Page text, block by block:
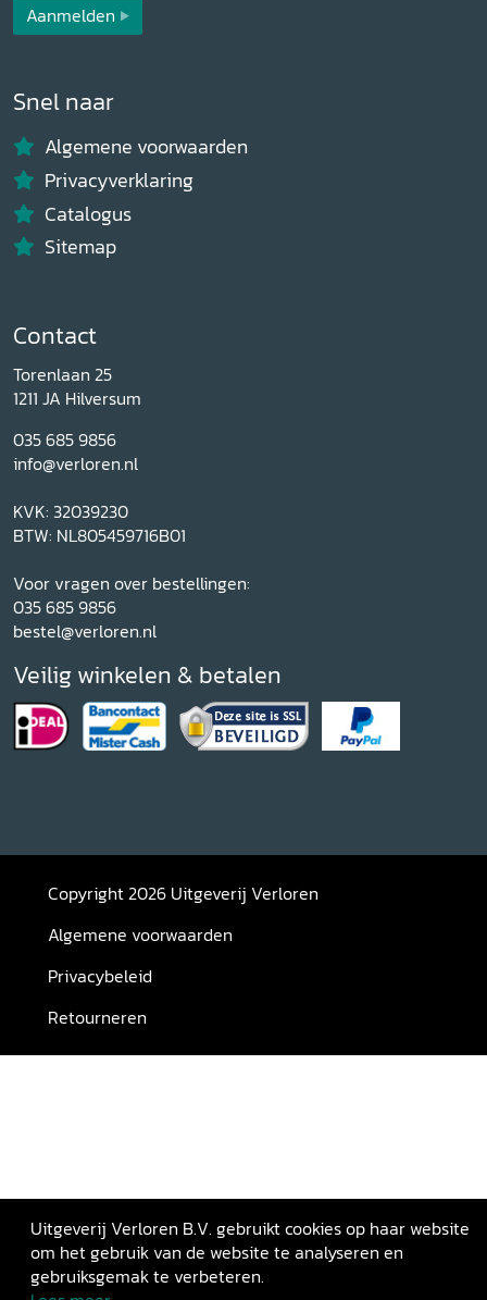
Aanmelden
Snel naar
Algemene voorwaarden
Privacyverklaring
Catalogus
Sitemap
Contact
Torenlaan 25
1211 JA Hilversum
035 685 9856
info@verloren.nl
KVK: 32039230
BTW: NL805459716B01
Voor vragen over bestellingen:
035 685 9856
bestel@verloren.nl
Veilig winkelen & betalen
Copyright 2026 Uitgeverij Verloren
Algemene voorwaarden
Privacybeleid
Retourneren
Uitgeverij Verloren B.V. gebruikt cookies op haar website
om het gebruik van de website te analyseren en
gebruiksgemak te verbeteren.